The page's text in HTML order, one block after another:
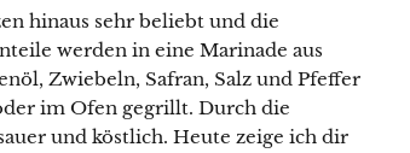
hinaus sehr beliebt und die
werden in eine Marinade aus
Zwiebeln, Safran, Salz und Pfeffer
im Ofen gegrillt. Durch die
und köstlich. Heute zeige ich dir